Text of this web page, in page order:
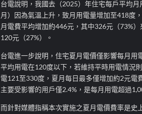
台電說明，我國去（2025）年住宅每戶平均
月）因為氣溫上升，致月用電量增加至418度
月電費平均增加約446元，其中326元（73%
120元（27%）。
台電進一步說明，住宅夏月電價僅影響每月
平均用電在120度以下，若維持平時用電情況
電121至330度，夏月每日最多僅增加約2元
主要受影響的用戶僅2.4%，是每月用電超過
而針對媒體指稱本次實施之夏月電價費率是史